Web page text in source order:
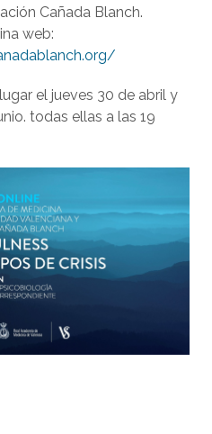
Cañada Blanch.
web:
el jueves 30 de abril y
todas ellas a las 19